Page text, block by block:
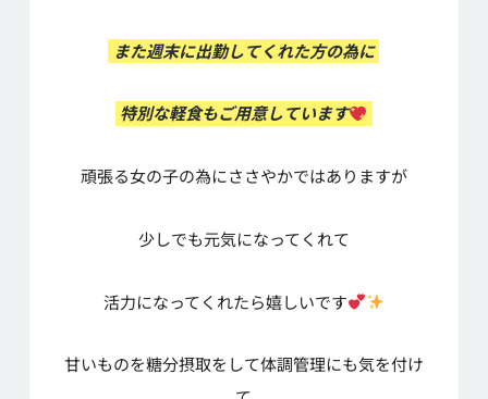
また週末に出勤してくれた方の為に
特別な軽食もご用意しています
頑張る女の子の為にささやかではありますが
少しでも元気になってくれて
活力になってくれたら嬉しいです
甘いものを糖分摂取をして体調管理にも気を付け